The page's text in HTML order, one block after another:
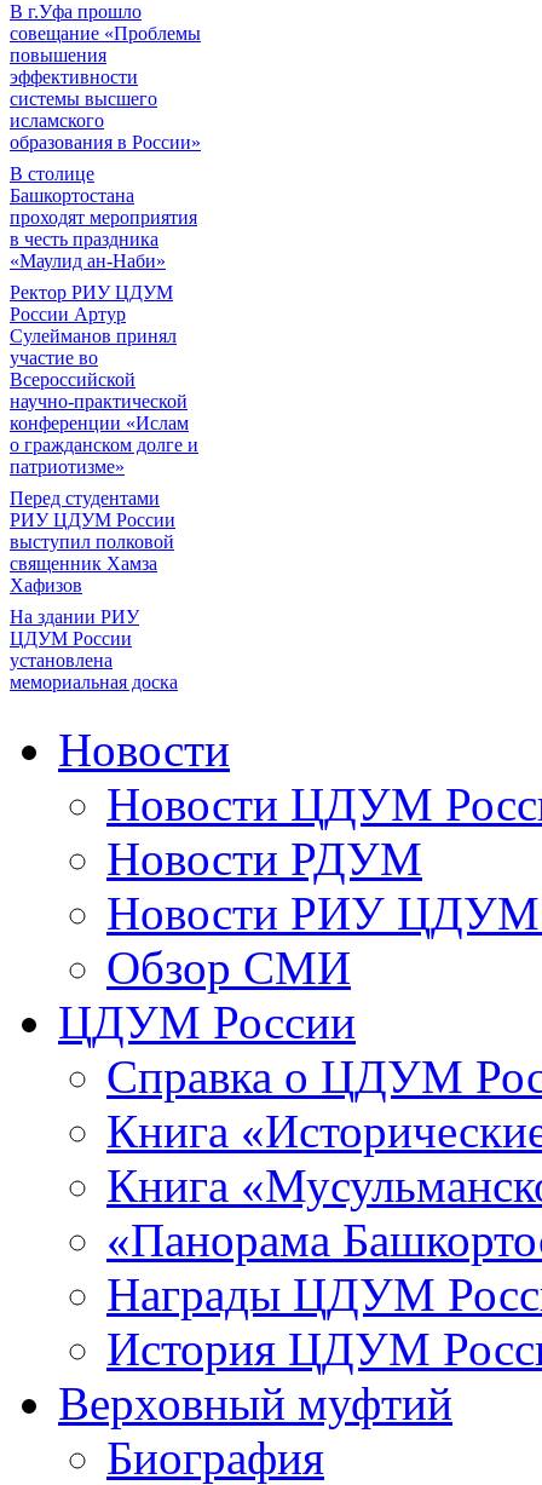
В г.Уфа прошло
совещание «Проблемы
повышения
эффективности
системы высшего
исламского
образования в России»
В столице
Башкортостана
проходят мероприятия
в честь праздника
«Маулид ан-Наби»
Ректор РИУ ЦДУМ
России Артур
Сулейманов принял
участие во
Всероссийской
научно-практической
конференции «Ислам
о гражданском долге и
патриотизме»
Перед студентами
РИУ ЦДУМ России
выступил полковой
священник Хамза
Хафизов
На здании РИУ
ЦДУМ России
установлена
мемориальная доска
Новости
Новости ЦДУМ
Новости РДУМ
Новости РИУ ЦДУМ
Обзор СМИ
ЦДУМ России
Справка о ЦДУМ
Книга
Книга
«Панорама
Награды ЦДУМ
История ЦДУМ
Верховный муфтий
Биография